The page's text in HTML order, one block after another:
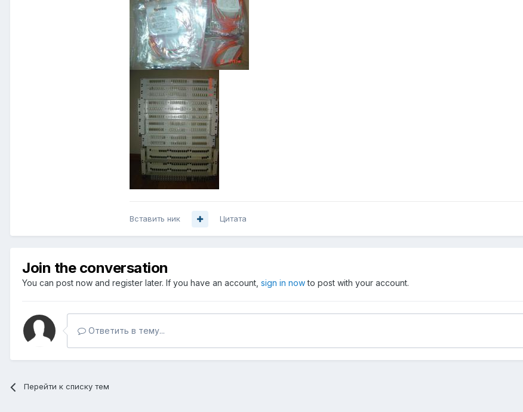
Вставить ник Цитата
Join the conversation
You can post now and register later. If you have an account, sign in nowto post with your account.
Ответить в тему...
Перейти к списку тем